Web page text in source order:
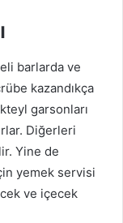
barlarda ve
kazandıkça
garsonları
Diğerleri
Yine de
yemek servisi
ve içecek